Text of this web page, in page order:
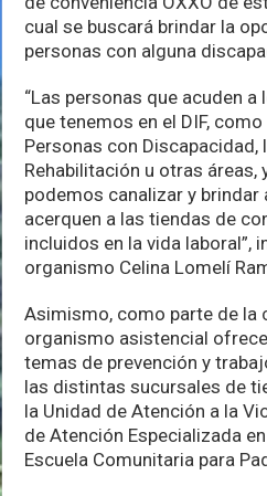
cual se buscará brindar la
personas con alguna
“Las personas que acuden
que tenemos en el DIF,
Personas con Discapacidad,
Rehabilitación u otras áreas,
podemos canalizar y brindar
acerquen a las tiendas de
incluidos en la vida laboral”,
organismo Celina Lomelí
Asimismo, como parte de la
organismo asistencial
temas de prevención y
las distintas sucursales de
la Unidad de Atención a la
de Atención Especializada
Escuela Comunitaria para